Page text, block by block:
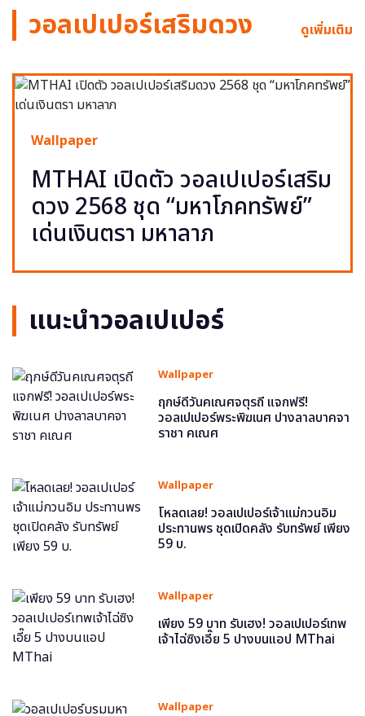
วอลเปเปอร์เสริมดวง ดูเพิ่มเติม
Wallpaper
MTHAI เปิดตัว วอลเปเปอร์เสริม
ดวง 2568 ชุด “มหาโภคทรัพย์”
เด่นเงินตรา มหาลาภ
แนะนำวอลเปเปอร์
Wallpaper
ฤกษ์ดีวันคเณศจตุรถี แจกฟรี!
วอลเปเปอร์พระพิฆเนศ ปางลาลบาคจา
ราชา คเณศ
Wallpaper
โหลดเลย! วอลเปเปอร์เจ้าแม่กวนอิม
ประทานพร ชุดเปิดคลัง รับทรัพย์ เพียง
59 บ.
Wallpaper
เพียง 59 บาท รับเฮง! วอลเปเปอร์เทพ
เจ้าไฉ่ซิงเอี๊ย 5 ปางบนแอป MThai
Wallpaper